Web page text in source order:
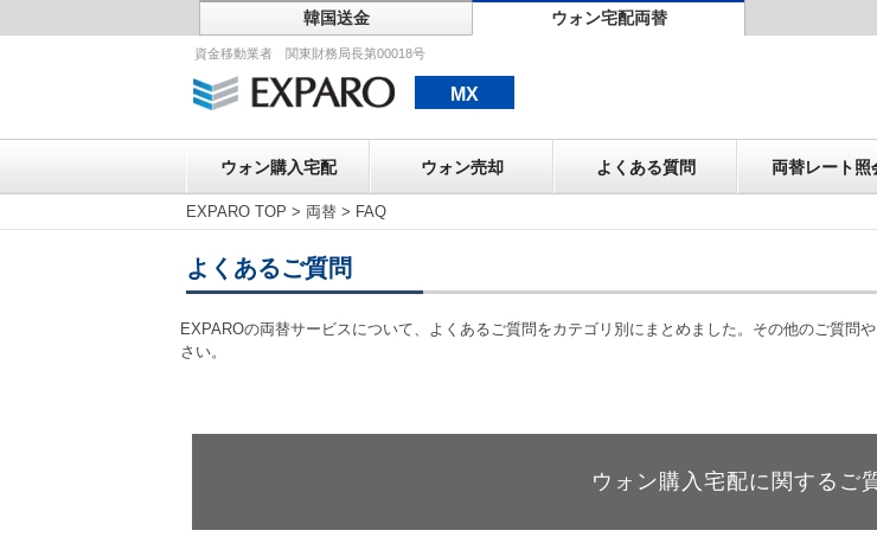
韓国送金 ウォン宅配両替
資金移動業者 関東財務局長第00018号
MX
ウォン購入宅配 ウォン売却 よくある質問 両替レート照
ウォン売却
EXPARO TOP > 両替 > FAQ
よくあるご質問
EXPAROの両替サービスについて、よくあるご質問をカテゴリ別にまとめました。その他のご質
さい。
ウォン購入宅配に関するご